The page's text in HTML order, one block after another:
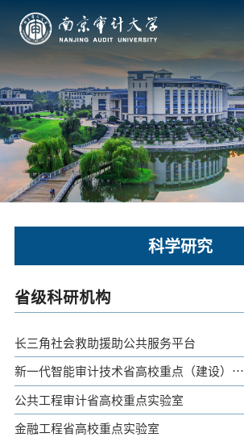
科学研究
省级科研机构
长三角社会救助援助公共服务平台
新一代智能审计技术省高校重点（建设）实
验室
公共工程审计省高校重点实验室
金融工程省高校重点实验室